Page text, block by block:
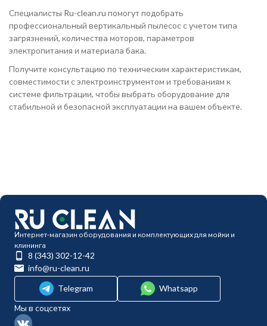
Специалисты Ru-clean.ru помогут подобрать
профессиональный вертикальный пылесос с учетом типа
загрязнений, количества моторов, параметров
электропитания и материала бака.
Получите консультацию по техническим характеристикам,
совместимости с электроинструментом и требованиям к
системе фильтрации, чтобы выбрать оборудование для
стабильной и безопасной эксплуатации на вашем объекте.
Интернет-магазин оборудования и комплектующих для мойки и
клининга
8 (343) 302-12-42
info@ru-clean.ru
Telegram
Whatsapp
Мы в соцсетях